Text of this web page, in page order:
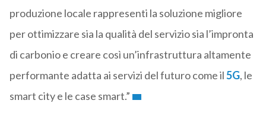
produzione locale rappresenti la soluzione migliore
per ottimizzare sia la qualità del servizio sia l’impronta
di carbonio e creare così un’infrastruttura altamente
performante adatta ai servizi del futuro come il5G, le
smart city e le case smart.”